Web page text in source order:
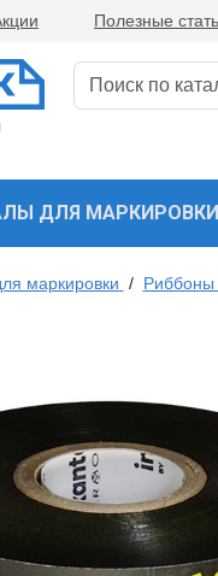
Полезные
ДЛЯ МАРКИРОВКИ
маркировки / Риббоны